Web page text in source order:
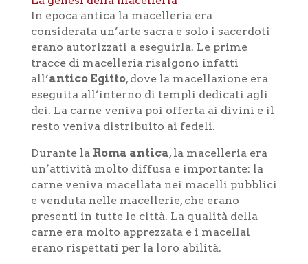
In epoca antica la macelleria era
considerata un’arte sacra e solo i sacerdoti
erano autorizzati a eseguirla. Le prime
tracce di macelleria risalgono infatti
all’antico Egitto, dove la macellazione era
eseguita all’interno di templi dedicati agli
dei. La carne veniva poi offerta ai divini e il
resto veniva distribuito ai fedeli.
Durante la Roma antica, la macelleria era
un’attività molto diffusa e importante: la
carne veniva macellata nei macelli pubblici
e venduta nelle macellerie, che erano
presenti in tutte le città. La qualità della
carne era molto apprezzata e i macellai
erano rispettati per la loro abilità.